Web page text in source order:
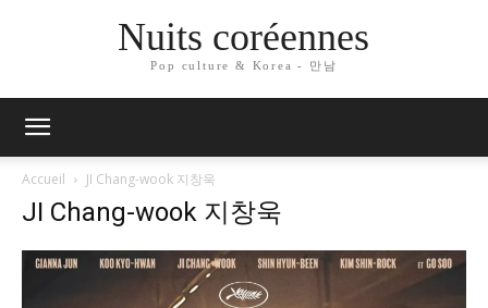
Nuits coréennes
Pop culture & Korea - 만남
Accueil JI Chang-wook 지창욱
JI Chang-wook 지창욱